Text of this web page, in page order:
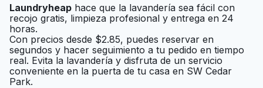
JP Laundromat & Dry-
Cleaner
Ir al sitio web
White Seal Cleaners &
Laundromat
Ir al sitio web
Laundryheap hace que la lavandería sea fácil con
recojo gratis, limpieza profesional y entrega en 24
horas.
Con precios desde $2.85, puedes reservar en
segundos y hacer seguimiento a tu pedido en tiempo
real. Evita la lavandería y disfruta de un servicio
conveniente en la puerta de tu casa en SW Cedar
Park.